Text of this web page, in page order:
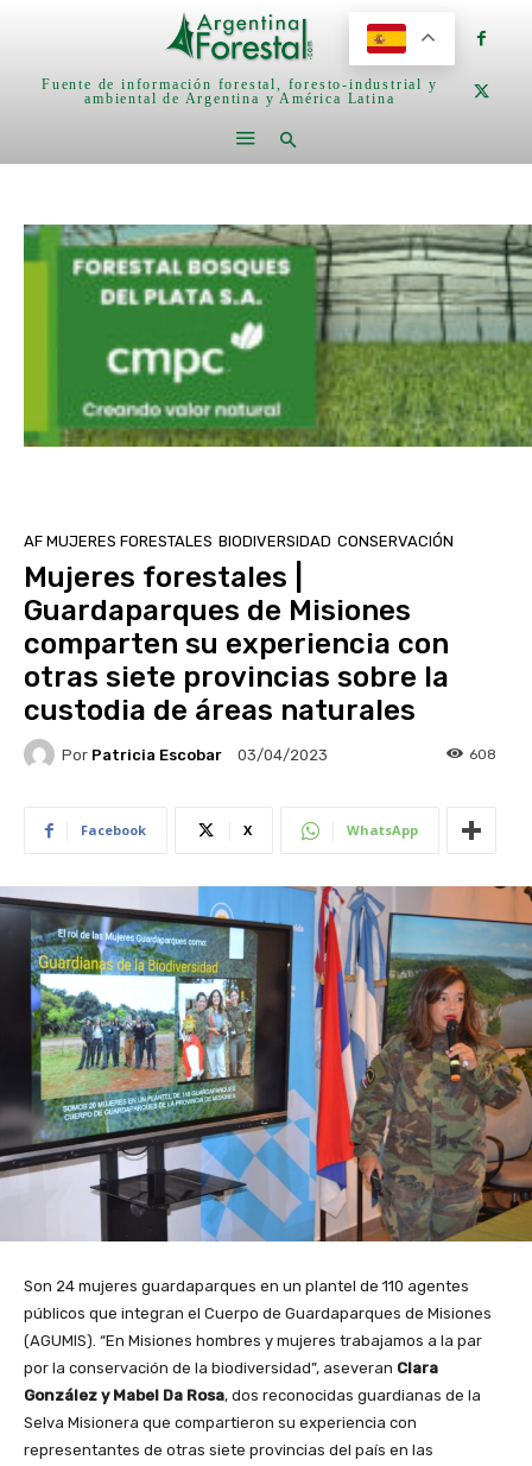
Fuente de información forestal, foresto-industrial y
ambiental de Argentina y América Latina
AF MUJERES FORESTALES BIODIVERSIDAD CONSERVACIÓN
Mujeres forestales |
Guardaparques de Misiones
comparten su experiencia con
otras siete provincias sobre la
custodia de áreas naturales
Por Patricia Escobar 03/04/2023 608
Facebook X WhatsApp
Son 24 mujeres guardaparques en un plantel de 110 agentes
públicos que integran el Cuerpo de Guardaparques de Misiones
(AGUMIS). “En Misiones hombres y mujeres trabajamos a la par
por la conservación de la biodiversidad”, aseveran Clara
González y Mabel Da Rosa, dos reconocidas guardianas de la
Selva Misionera que compartieron su experiencia con
representantes de otras siete provincias del país en las